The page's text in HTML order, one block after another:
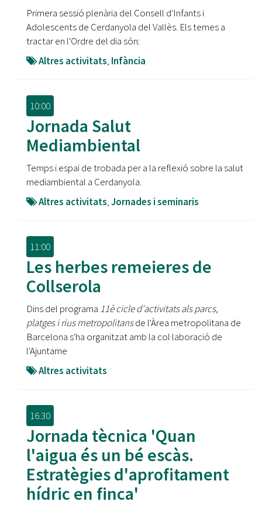
Primera sessió plenària del Consell d'Infants i
Adolescents de Cerdanyola del Vallès. Els temes a
tractar en l'Ordre del dia són:
Altres activitats, Infància
10:00
Jornada Salut
Mediambiental
Temps i espai de trobada per a la reflexió sobre la salut
mediambiental a Cerdanyola.
Altres activitats,Jornades i seminaris
11:00
Les herbes remeieres de
Collserola
Dins del programa 11è cicle d'activitats als parcs,
platges i rius metropolitansde l'Àrea metropolitana de
Barcelona s'ha organitzat amb la col·laboració de
l'Ajuntame
Altres activitats
16:30
Jornada tècnica 'Quan
l'aigua és un bé escàs.
Estratègies d'aprofitament
hídric en finca'